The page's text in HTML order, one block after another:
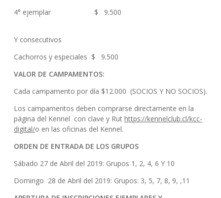
4° ejemplar $ 9.500
Y consecutivos
Cachorros y especiales $ 9.500
VALOR DE CAMPAMENTOS:
Cada campamento por día $12.000 (SOCIOS Y NO SOCIOS).
Los campamentos deben comprarse directamente en la
página del Kennel con clave y Rut https://kennelclub.cl/kcc-
digital/o en las oficinas del Kennel.
ORDEN DE ENTRADA DE LOS GRUPOS
Sábado 27 de Abril del 2019: Grupos 1, 2, 4, 6 Y 10
Domingo 28 de Abril del 2019: Grupos: 3, 5, 7, 8, 9, ,11